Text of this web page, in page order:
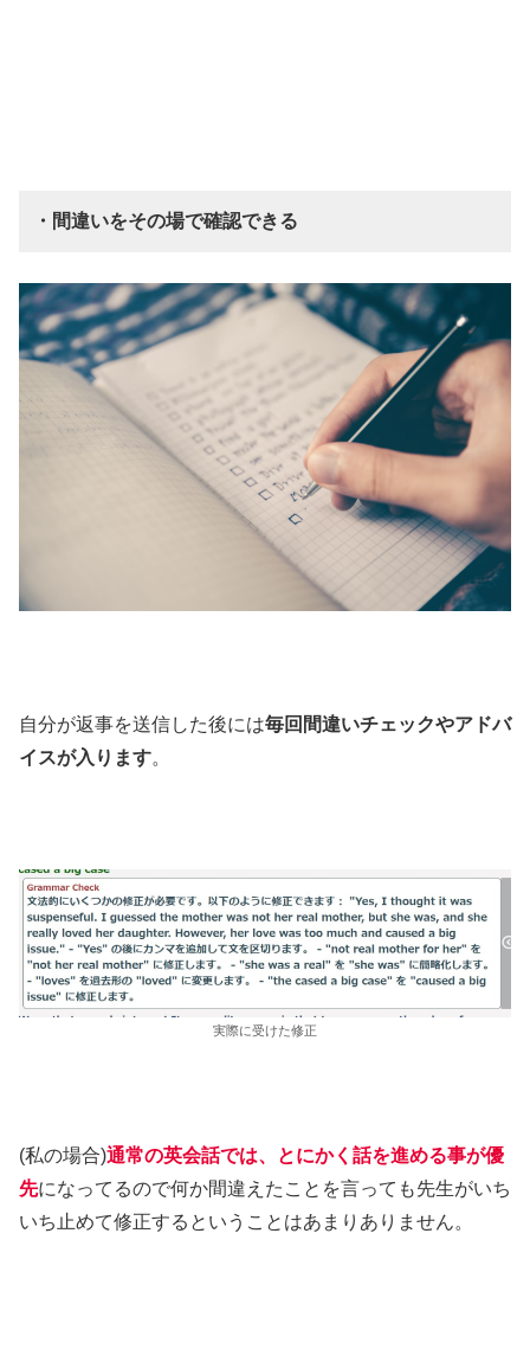
・間違いをその場で確認できる
自分が返事を送信した後には毎回間違いチェックやアドバ
イスが入ります。
実際に受けた修正
(私の場合)通常の英会話では、とにかく話を進める事が優
先になってるので何か間違えたことを言っても先生がいち
いち止めて修正するということはあまりありません。